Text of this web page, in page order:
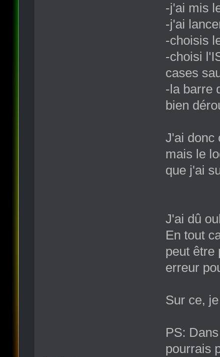
-j'ai mis
-j'ai
-choisis
-choisi
cases
-la barre
bien
J'ai donc
mais le
que j'ai
J'ai dû
En tout
peut
erreur
Sur ce,
PS:
pourrais